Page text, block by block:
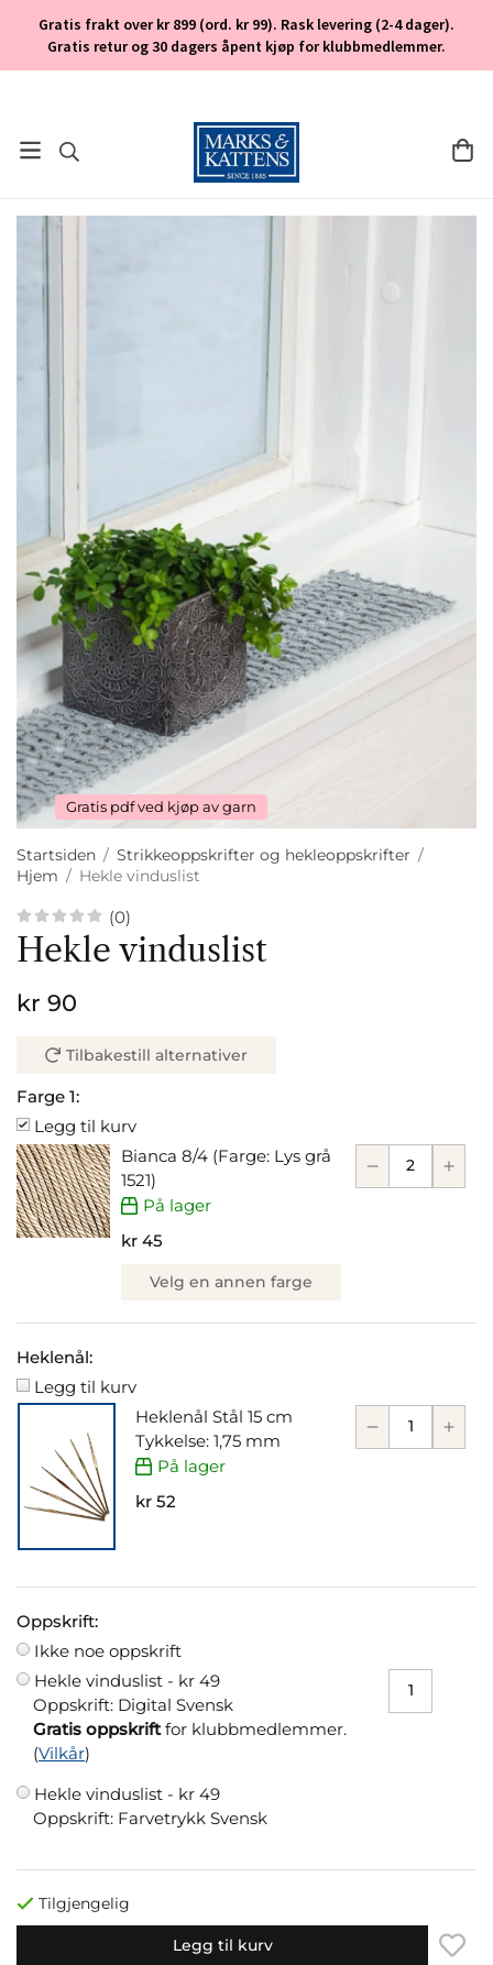
Gratis frakt over kr 899 (ord. kr 99). Rask levering (2-4 dager).
Gratis retur og 30 dagers åpent kjøp for klubbmedlemmer.
Gratis pdf ved kjøp av garn
Startsiden / Strikkeoppskrifter og hekleoppskrifter /
Hjem / Hekle vinduslist
(0)
Hekle vinduslist
kr 90
Tilbakestill alternativer
Farge 1:
Legg til kurv
Bianca 8/4 (Farge: Lys grå
1521)
På lager
kr 45
Velg en annen farge
Heklenål:
Legg til kurv
Heklenål Stål 15 cm
Tykkelse: 1,75 mm
På lager
kr 52
Oppskrift:
Ikke noe oppskrift
Hekle vinduslist - kr 49
Oppskrift: Digital Svensk
Gratis oppskriftfor klubbmedlemmer.
(Vilkår)
Hekle vinduslist - kr 49
Oppskrift: Farvetrykk Svensk
Tilgjengelig
Legg til kurv